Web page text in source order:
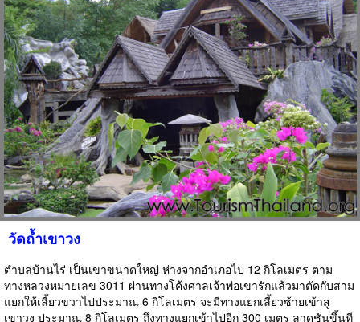
วัดถ้ำเขาวง
ตำบลบ้านไร่ เป็นเขาขนาดใหญ่ ห่างจากอำเภอไป 12 กิโลเมตร ตาม
ทางหลวงหมายเลข 3011 ผ่านทางโค้งศาลเจ้าพ่อเขารักแล้วมาตัดกับสาม
แยกให้เลี้ยวขวาไปประมาณ 6 กิโลเมตร จะมีทางแยกเลี้ยวซ้ายเข้าสู่
เขาวง ประมาณ 8 กิโลเมตร ถึงทางแยกเข้าไปอีก 300 เมตร ลาดชันขึ้นที